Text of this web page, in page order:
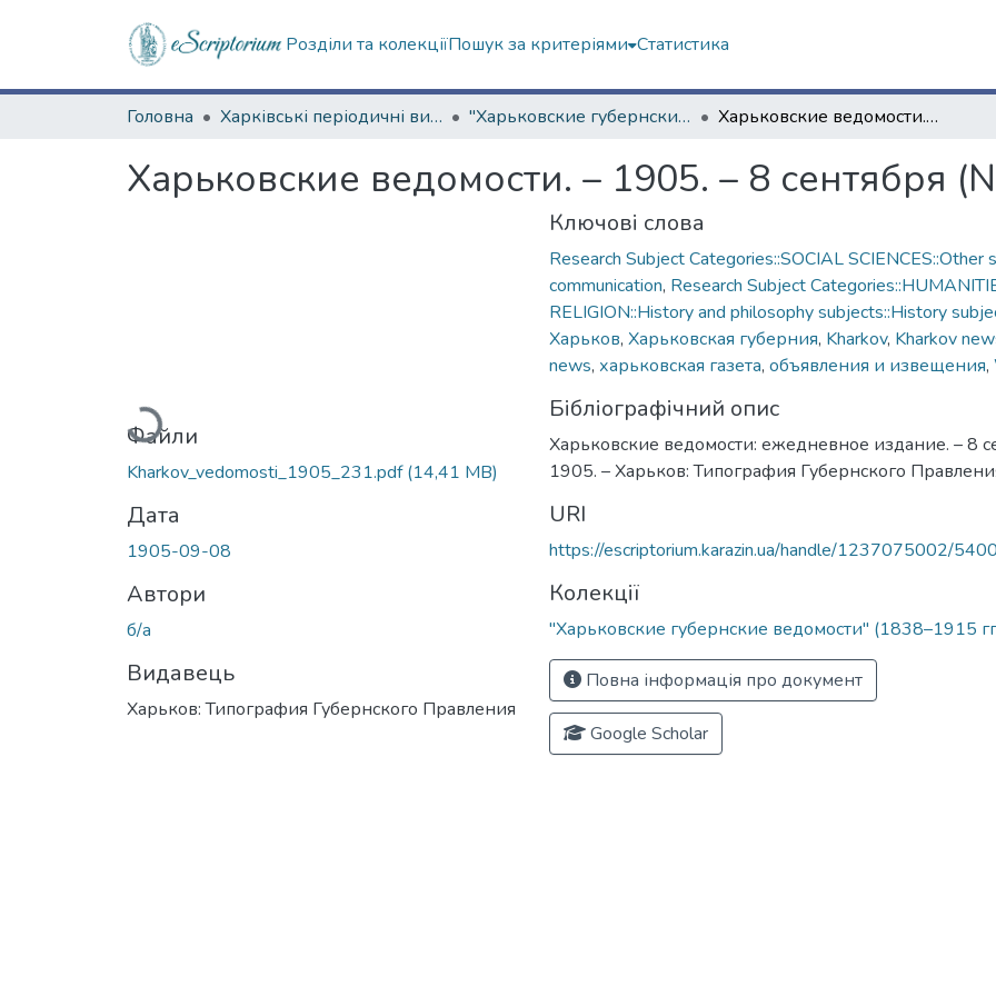
Розділи та колекціїПошук за критеріями Статистика
Головна Харківські періодичні видання "Харьковские губернские ведомости" (1838–1915 гг.) Харьковские ведомости. – 1905. – 8 сентября (№ 231)
Харьковские ведомости. – 1905. – 8 сентября
Вантажиться...
Файли
Kharkov_vedomosti_1905_231.pdf(14,41 MB)
Дата
1905-09-08
Автори
б/а
Видавець
Харьков: Типография Губернского Правления
Ключові слова
Research Subject Categories::SOCIAL SCIENCES::Other
communication, Research Subject
RELIGION::History and philosophy subjects::History
Харьков, Харьковская губерния, Kharkov, Kharkov
news, харьковская газета, объявления и извещения,
Бібліографічний опис
Харьковские ведомости: ежедневное издание. – 8
1905. – Харьков: Типография Губернского
URI
https://escriptorium.karazin.ua/handle/1237075002/
Колекції
"Харьковские губернские ведомости" (1838–1915
Повна інформація про документ
Google Scholar